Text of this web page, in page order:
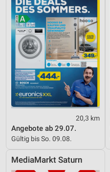
20,3 km
Angebote ab 29.07.
Gültig bis So. 09.08.
MediaMarkt Saturn